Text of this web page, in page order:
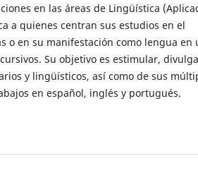
en las áreas de Lingüística
a quienes centran sus estudios en el
o en su manifestación como lengua en
Su objetivo es estimular,
y lingüísticos, así como de sus
en español, inglés y portugués.